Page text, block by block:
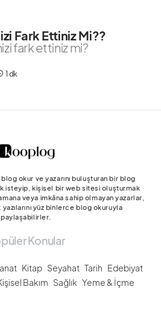
Fark Ettiniz Mi??
fark ettiniz mi?
1 dk
okur ve yazarını buluşturan bir blog
isteyip, kişisel bir web sitesi oluşturmak
veya imkâna sahip olmayan yazarlar,
yüz binlerce blog okuruyla
paylaşabilirler.
Konular
Kitap Seyahat Tarih Edebiyat
Bakım Sağlık Yeme & İçme